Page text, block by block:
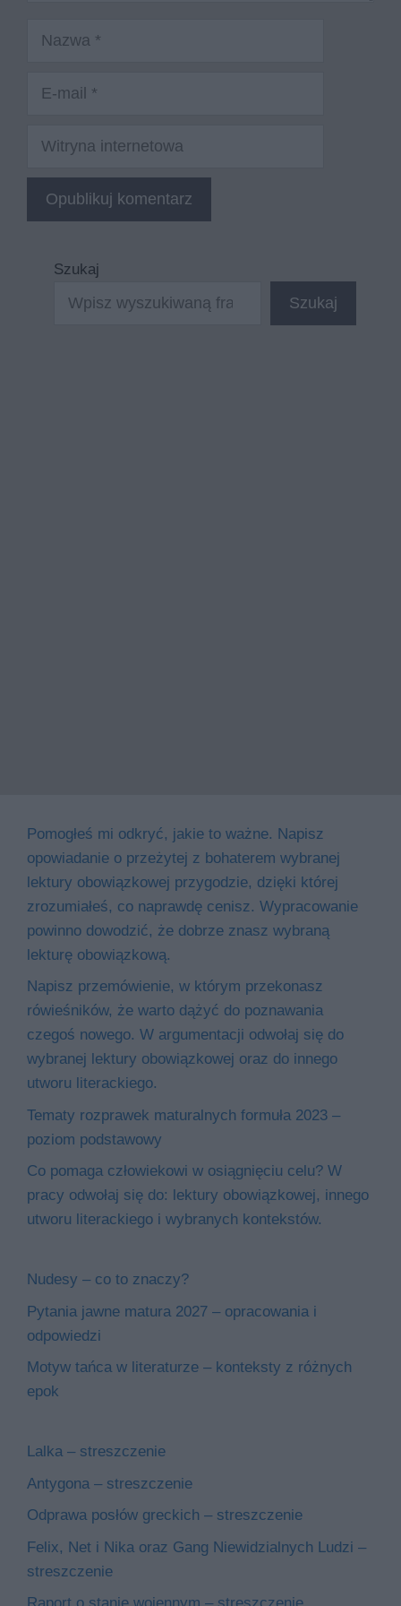
Witryna
internetowa
Szukaj
Szukaj
Pomogłeś mi odkryć, jakie to ważne. Napisz
opowiadanie o przeżytej z bohaterem wybranej
lektury obowiązkowej przygodzie, dzięki której
zrozumiałeś, co naprawdę cenisz. Wypracowanie
powinno dowodzić, że dobrze znasz wybraną
lekturę obowiązkową.
Napisz przemówienie, w którym przekonasz
rówieśników, że warto dążyć do poznawania
czegoś nowego. W argumentacji odwołaj się do
wybranej lektury obowiązkowej oraz do innego
utworu literackiego.
Tematy rozprawek maturalnych formuła 2023 –
poziom podstawowy
Co pomaga człowiekowi w osiągnięciu celu? W
pracy odwołaj się do: lektury obowiązkowej, innego
utworu literackiego i wybranych kontekstów.
Nudesy – co to znaczy?
Pytania jawne matura 2027 – opracowania i
odpowiedzi
Motyw tańca w literaturze – konteksty z różnych
epok
Lalka – streszczenie
Antygona – streszczenie
Odprawa posłów greckich – streszczenie
Felix, Net i Nika oraz Gang Niewidzialnych Ludzi –
streszczenie